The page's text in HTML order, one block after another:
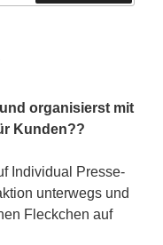
organisierst mit
Kunden??
Individual Presse-
unterwegs und
Fleckchen auf